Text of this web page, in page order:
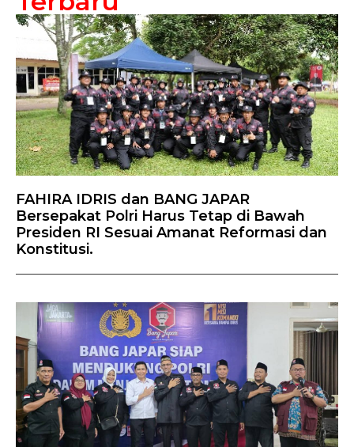
FAHIRA IDRIS dan BANG JAPAR
Bersepakat Polri Harus Tetap di Bawah
Presiden RI Sesuai Amanat Reformasi dan
Konstitusi.